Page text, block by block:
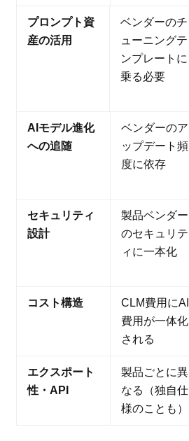
プロンプト資
産の活用
ベンダーのチ
ューニングテ
ンプレートに
乗る必要
AIモデル進化
への追随
ベンダーのア
ップデート頻
度に依存
セキュリティ
設計
製品ベンダー
のセキュリテ
ィに一本化
コスト構造
CLM費用にAI
費用が一体化
される
エクスポート
性・API
製品ごとに異
なる（独自仕
様のことも）